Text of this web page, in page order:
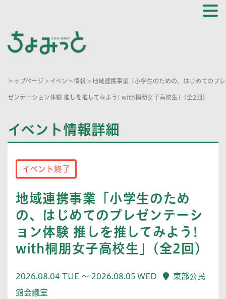
トップページ > イベント情報 > 地域連携事業「小学生のための、はじめてのプレ
ゼンテーション体験 推しを推してみよう! with桐朋女子高校生」(全2回)
イベント情報詳細
イベント終了
地域連携事業「小学生のため
の、はじめてのプレゼンテーシ
ョン体験 推しを推してみよう!
with桐朋女子高校生」(全2回)
2026.08.04 TUE ～ 2026.08.05 WED
東部公民
館会議室